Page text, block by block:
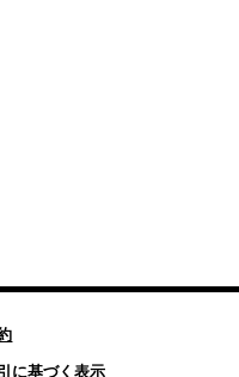
に基づく表示